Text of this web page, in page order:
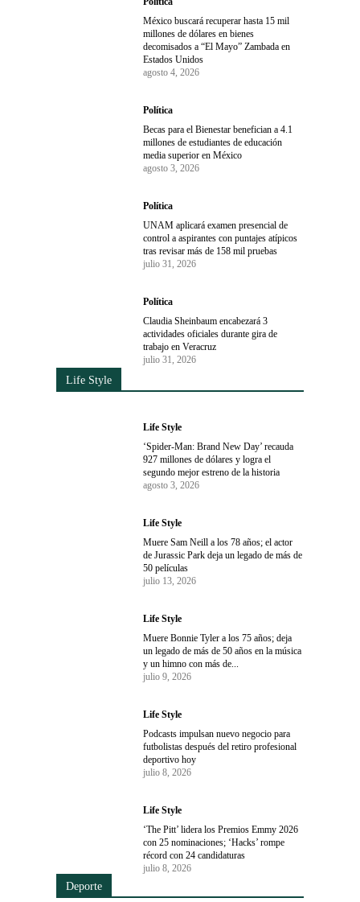
México buscará recuperar hasta 15 mil
millones de dólares en bienes
decomisados a “El Mayo” Zambada en
Estados Unidos
agosto 4, 2026
Política
Becas para el Bienestar benefician a 4.1
millones de estudiantes de educación
media superior en México
agosto 3, 2026
Política
UNAM aplicará examen presencial de
control a aspirantes con puntajes atípicos
tras revisar más de 158 mil pruebas
julio 31, 2026
Política
Claudia Sheinbaum encabezará 3
actividades oficiales durante gira de
trabajo en Veracruz
julio 31, 2026
Life Style
Life Style
‘Spider-Man: Brand New Day’ recauda
927 millones de dólares y logra el
segundo mejor estreno de la historia
agosto 3, 2026
Life Style
Muere Sam Neill a los 78 años; el actor
de Jurassic Park deja un legado de más de
50 películas
julio 13, 2026
Life Style
Muere Bonnie Tyler a los 75 años; deja
un legado de más de 50 años en la música
y un himno con más de...
julio 9, 2026
Life Style
Podcasts impulsan nuevo negocio para
futbolistas después del retiro profesional
deportivo hoy
julio 8, 2026
Life Style
‘The Pitt’ lidera los Premios Emmy 2026
con 25 nominaciones; ‘Hacks’ rompe
récord con 24 candidaturas
julio 8, 2026
Deporte